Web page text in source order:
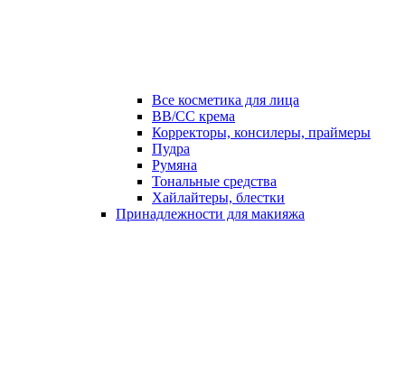
Все косметика для лица
ВВ/СС крема
Корректоры, консилеры, праймеры
Пудра
Румяна
Тональные средства
Хайлайтеры, блестки
Принадлежности для макияжа